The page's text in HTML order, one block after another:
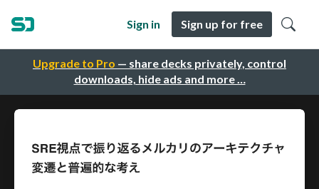
Upgrade to Pro — share decks privately, control
downloads, hide ads and more …
Sign in Sign up for free